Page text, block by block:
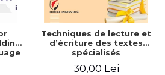
Techniques de lecture et
d’écriture des textes
spécialisés
30,00 Lei